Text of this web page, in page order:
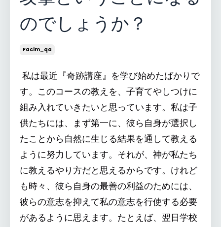
のでしょうか？
Facim_qa
私は最近『奇跡講座』を学び始めたばかりで
す。このコースの教えを、子育てやしつけに
組み入れていきたいと思っています。私は子
供たちには、まず第一に、彼ら自身が選択し
たことから自然に生じる結果を通して教える
ように努力しています。それが、神が私たち
に教えるやり方だと思えるからです。けれど
も時々、彼ら自身の最善の利益のためには、
彼らの意志を抑えて私の意志を行使する必要
があるように思えます。たとえば、翌日学校